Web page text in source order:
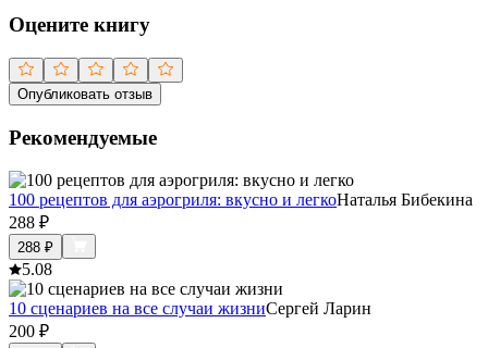
Оцените книгу
Опубликовать отзыв
Рекомендуемые
100 рецептов для аэрогриля: вкусно и легкоНаталья Бибекина
288 ₽
288 ₽
5.08
10 сценариев на все случаи жизниСергей Ларин
200 ₽